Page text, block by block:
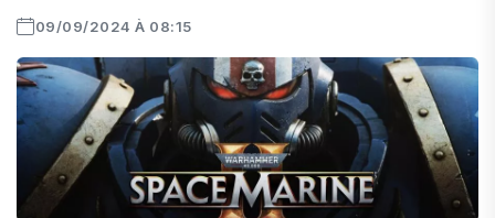
09/09/2024 À 08:15